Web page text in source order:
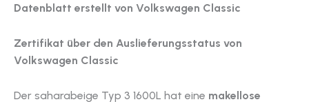
Datenblatt erstellt von Volkswagen Classic
Zertifikat über den Auslieferungsstatus von
Volkswagen Classic
Der saharabeige Typ 3 1600L hat eine makellose